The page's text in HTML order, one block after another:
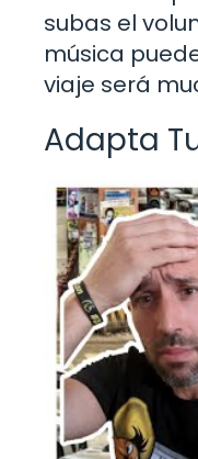
subas el
música
viaje será
Adapta